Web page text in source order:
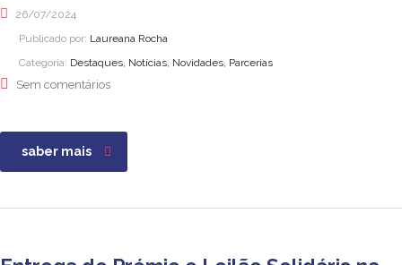
26/07/2024
Publicado por: Laureana Rocha
Categoria: Destaques, Notícias, Novidades, Parcerias
Sem comentários
saber mais